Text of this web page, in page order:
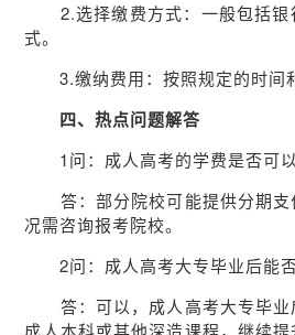
2.选择缴费方式：一般包括银
式。
3.缴纳费用：按照规定的时间
四、热点问题解答
1问：成人高考的学费是否可
答：部分院校可能提供分期支
况需咨询报考院校。
2问：成人高考大专毕业后能
答：可以，成人高考大专毕业
成人本科或其他深造课程，继续